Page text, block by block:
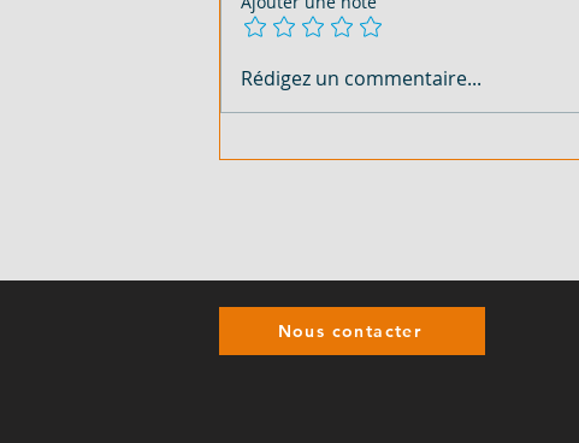
Portes métalliques
disponibles sur
Rédigez un commentaire...
Nous contacter